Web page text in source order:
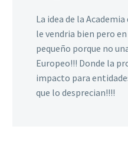
La idea de la
le vendria bien pero
pequeño porque no
Europeo!!! Donde la
impacto para
que lo desprecian!!!!